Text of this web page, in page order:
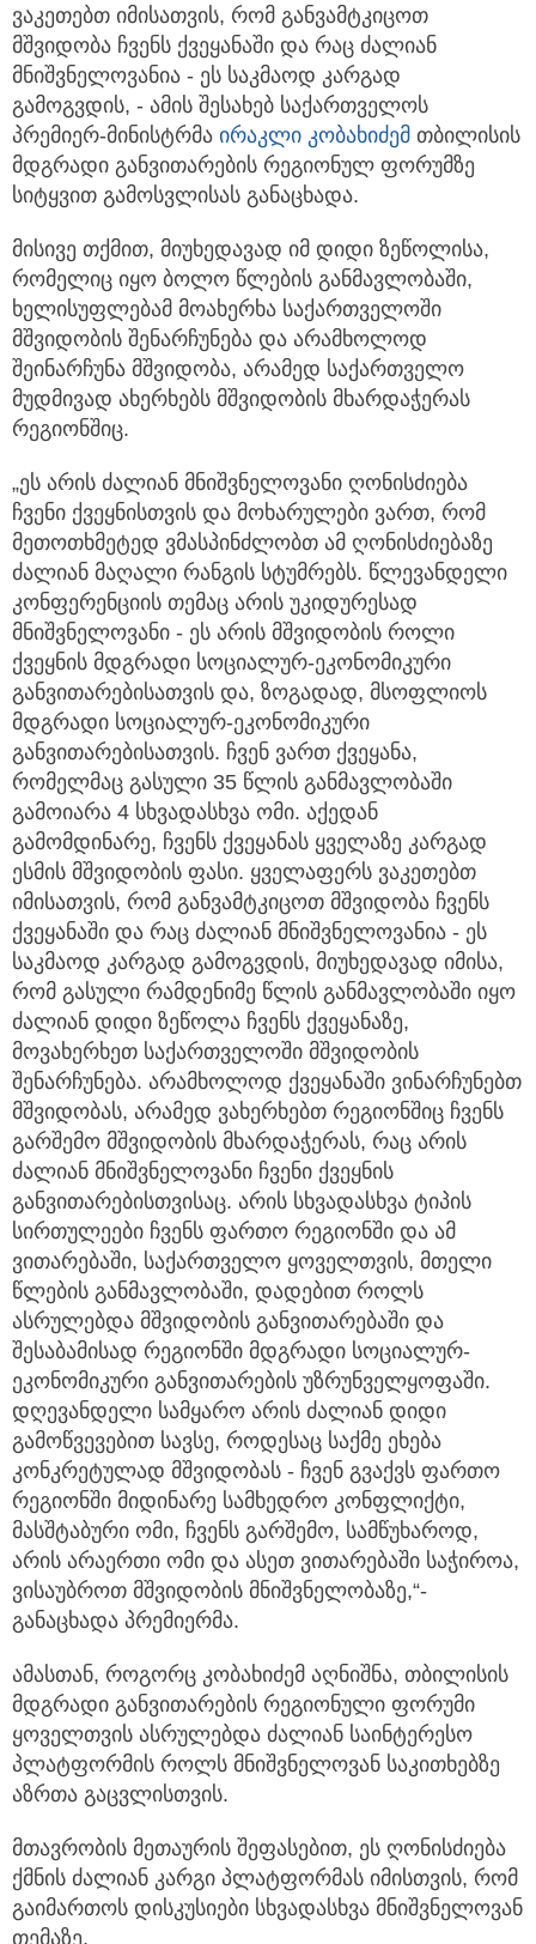
ვაკეთებთ იმისათვის, რომ განვამტკიცოთ
მშვიდობა ჩვენს ქვეყანაში და რაც ძალიან
მნიშვნელოვანია - ეს საკმაოდ კარგად
გამოგვდის, - ამის შესახებ საქართველოს
პრემიერ-მინისტრმა ირაკლი კობახიძემ თბილისის
მდგრადი განვითარების რეგიონულ ფორუმზე
სიტყვით გამოსვლისას განაცხადა.
მისივე თქმით, მიუხედავად იმ დიდი ზეწოლისა,
რომელიც იყო ბოლო წლების განმავლობაში,
ხელისუფლებამ მოახერხა საქართველოში
მშვიდობის შენარჩუნება და არამხოლოდ
შეინარჩუნა მშვიდობა, არამედ საქართველო
მუდმივად ახერხებს მშვიდობის მხარდაჭერას
რეგიონშიც.
„ეს არის ძალიან მნიშვნელოვანი ღონისძიება
ჩვენი ქვეყნისთვის და მოხარულები ვართ, რომ
მეთოთხმეტედ ვმასპინძლობთ ამ ღონისძიებაზე
ძალიან მაღალი რანგის სტუმრებს. წლევანდელი
კონფერენციის თემაც არის უკიდურესად
მნიშვნელოვანი - ეს არის მშვიდობის როლი
ქვეყნის მდგრადი სოციალურ-ეკონომიკური
განვითარებისათვის და, ზოგადად, მსოფლიოს
მდგრადი სოციალურ-ეკონომიკური
განვითარებისათვის. ჩვენ ვართ ქვეყანა,
რომელმაც გასული 35 წლის განმავლობაში
გამოიარა 4 სხვადასხვა ომი. აქედან
გამომდინარე, ჩვენს ქვეყანას ყველაზე კარგად
ესმის მშვიდობის ფასი. ყველაფერს ვაკეთებთ
იმისათვის, რომ განვამტკიცოთ მშვიდობა ჩვენს
ქვეყანაში და რაც ძალიან მნიშვნელოვანია - ეს
საკმაოდ კარგად გამოგვდის, მიუხედავად იმისა,
რომ გასული რამდენიმე წლის განმავლობაში იყო
ძალიან დიდი ზეწოლა ჩვენს ქვეყანაზე,
მოვახერხეთ საქართველოში მშვიდობის
შენარჩუნება. არამხოლოდ ქვეყანაში ვინარჩუნებთ
მშვიდობას, არამედ ვახერხებთ რეგიონშიც ჩვენს
გარშემო მშვიდობის მხარდაჭერას, რაც არის
ძალიან მნიშვნელოვანი ჩვენი ქვეყნის
განვითარებისთვისაც. არის სხვადასხვა ტიპის
სირთულეები ჩვენს ფართო რეგიონში და ამ
ვითარებაში, საქართველო ყოველთვის, მთელი
წლების განმავლობაში, დადებით როლს
ასრულებდა მშვიდობის განვითარებაში და
შესაბამისად რეგიონში მდგრადი სოციალურ-
ეკონომიკური განვითარების უზრუნველყოფაში.
დღევანდელი სამყარო არის ძალიან დიდი
გამოწვევებით სავსე, როდესაც საქმე ეხება
კონკრეტულად მშვიდობას - ჩვენ გვაქვს ფართო
რეგიონში მიდინარე სამხედრო კონფლიქტი,
მასშტაბური ომი, ჩვენს გარშემო, სამწუხაროდ,
არის არაერთი ომი და ასეთ ვითარებაში საჭიროა,
ვისაუბროთ მშვიდობის მნიშვნელობაზე,“-
განაცხადა პრემიერმა.
ამასთან, როგორც კობახიძემ აღნიშნა, თბილისის
მდგრადი განვითარების რეგიონული ფორუმი
ყოველთვის ასრულებდა ძალიან საინტერესო
პლატფორმის როლს მნიშვნელოვან საკითხებზე
აზრთა გაცვლისთვის.
მთავრობის მეთაურის შეფასებით, ეს ღონისძიება
ქმნის ძალიან კარგი პლატფორმას იმისთვის, რომ
გაიმართოს დისკუსიები სხვადასხვა მნიშვნელოვან
თემაზე.